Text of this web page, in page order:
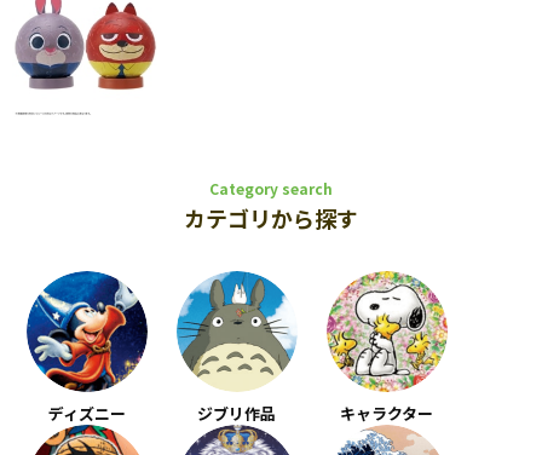
Category search
カテゴリから探す
ディズニー ジブリ作品 キャラクター